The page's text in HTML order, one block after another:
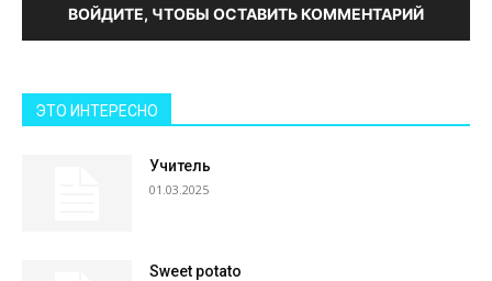
ВОЙДИТЕ, ЧТОБЫ ОСТАВИТЬ КОММЕНТАРИЙ
ЭТО ИНТЕРЕСНО
Учитель
01.03.2025
Sweet potato